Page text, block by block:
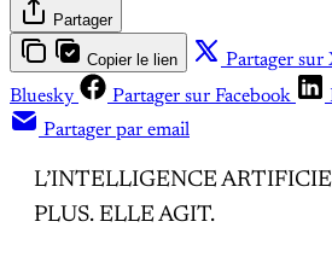
Partager
Copier le lien Partager sur
Bluesky
Partager sur Facebook
Partager par email
L’INTELLIGENCE
PLUS. ELLE AGIT.